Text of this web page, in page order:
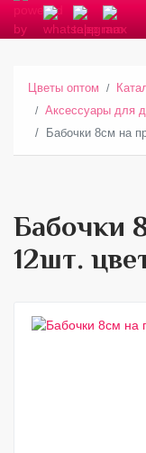
Цветы оптом
Аксессуары для
Бабочки 8см на
Бабочки
12шт.